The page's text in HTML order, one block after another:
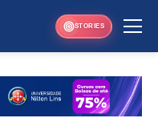
STORIES